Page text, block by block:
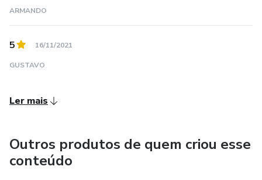
ARMANDO
5 16/11/2021
GUSTAVO
Ler mais
Outros produtos de quem criou esse
conteúdo